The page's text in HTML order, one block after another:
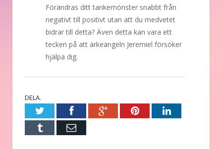
Förändras ditt tankemönster snabbt från
negativt till positivt utan att du medvetet
bidrar till detta? Även detta kan vara ett
tecken på att ärkeängeln Jeremiel försöker
hjälpa dig.
DELA.
TwitterFacebookGoogle+PinterestLinkedIn
Tumblr E-